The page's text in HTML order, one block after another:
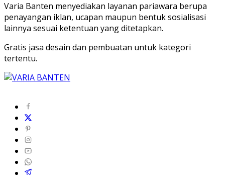
Varia Banten menyediakan layanan pariawara berupa
penayangan iklan, ucapan maupun bentuk sosialisasi
lainnya sesuai ketentuan yang ditetapkan.
Gratis jasa desain dan pembuatan untuk kategori
tertentu.